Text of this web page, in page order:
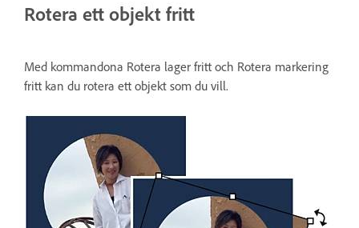
Rotera ett objekt fritt
Med kommandona Rotera lager fritt och Rotera markering
fritt kan du rotera ett objekt som du vill.